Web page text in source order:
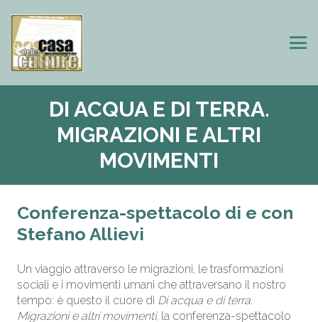
DI ACQUA E DI TERRA.
MIGRAZIONI E ALTRI
MOVIMENTI
Conferenza-spettacolo di e con
Stefano Allievi
Un viaggio attraverso le migrazioni, le trasformazioni
sociali e i movimenti umani che attraversano il nostro
tempo: è questo il cuore di Di acqua e di terra.
Migrazioni e altri movimenti, la conferenza-spettacolo